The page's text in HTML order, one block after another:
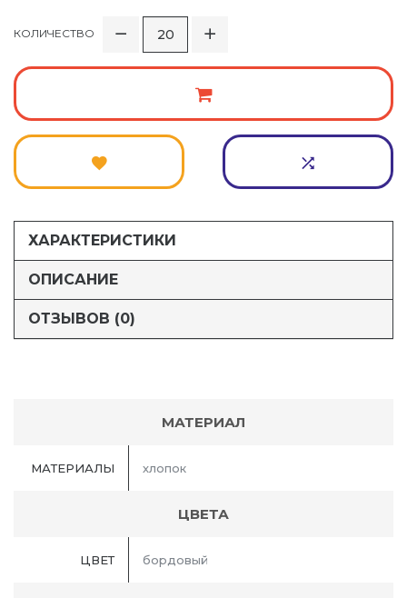
КОЛИЧЕСТВО
ХАРАКТЕРИСТИКИ
ОПИСАНИЕ
ОТЗЫВОВ (0)
МАТЕРИАЛ
МАТЕРИАЛЫ хлопок
ЦВЕТА
ЦВЕТ бордовый